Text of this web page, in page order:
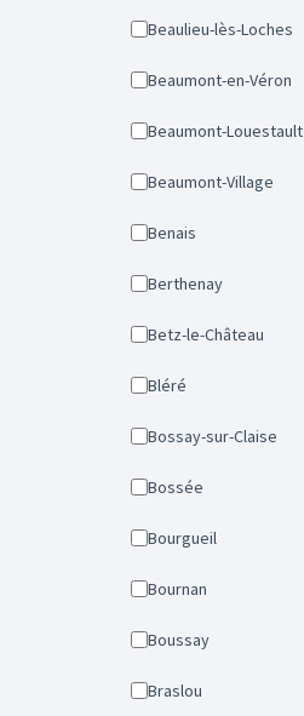
Beaulieu-lès-Loches
Beaumont-en-Véron
Beaumont-Louestault
Beaumont-Village
Benais
Berthenay
Betz-le-Château
Bléré
Bossay-sur-Claise
Bossée
Bourgueil
Bournan
Boussay
Braslou